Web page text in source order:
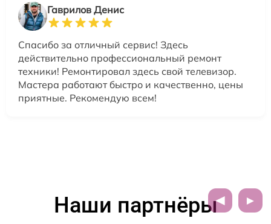
Гаврилов Денис
Спасибо за отличный сервис! Здесь
действительно профессиональный ремонт
техники! Ремонтировал здесь свой телевизор.
Мастера работают быстро и качественно, цены
приятные. Рекомендую всем!
Наши партнёры